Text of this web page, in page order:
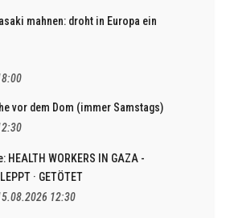
mahnen: droht in Europa ein
vor dem Dom (immer Samstags)
WORKERS IN GAZA -
· GETÖTET
12:30